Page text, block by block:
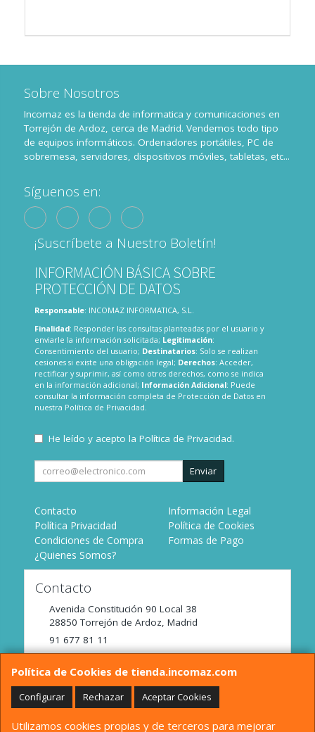
Política de Cookies de tienda.incomaz.com
Configurar Rechazar Aceptar Cookies
Utilizamos cookies propias y de terceros para mejorar
Sobre Nosotros
Incomaz es la tienda de informatica y comunicaciones en
Torrejón de Ardoz, cerca de Madrid. Vendemos todo tipo
de equipos informáticos. Ordenadores portátiles, PC de
sobremesa, servidores, dispositivos móviles, tabletas, etc...
Síguenos en:
¡Suscríbete a Nuestro Boletín!
INFORMACIÓN BÁSICA SOBRE
PROTECCIÓN DE DATOS
Responsable: INCOMAZ INFORMATICA, S.L.
Finalidad: Responder las consultas planteadas por el usuario y
enviarle la información solicitada; Legitimación:
Consentimiento del usuario; Destinatarios: Solo se realizan
cesiones si existe una obligación legal; Derechos: Acceder,
rectificar y suprimir, así como otros derechos, como se indica
en la información adicional; Información Adicional: Puede
consultar la información completa de Protección de Datos en
nuestra Política de Privacidad.
He leído y acepto la Política de Privacidad.
Enviar
Contacto
Información Legal
Política Privacidad
Política de Cookies
Condiciones de Compra
Formas de Pago
¿Quienes Somos?
Contacto
Avenida Constitución 90 Local 38
28850 Torrejón de Ardoz, Madrid
91 677 81 11
tienda@incomaz.com
Horario
De Lunes a Viernes de 9:00 a 14:00